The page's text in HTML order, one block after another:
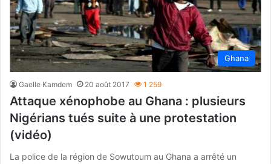
Ghana
Gaelle Kamdem 20 août 2017 1 259
Attaque xénophobe au Ghana : plusieurs
Nigérians tués suite à une protestation
(vidéo)
La police de la région de Sowutoum au Ghana a arrêté un